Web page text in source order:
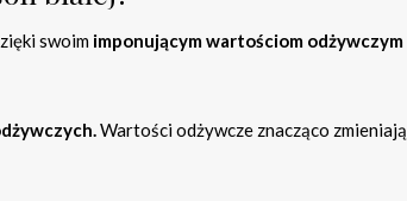
swoim imponującym wartościom odżywczym
Wartości odżywcze znacząco zmieniają